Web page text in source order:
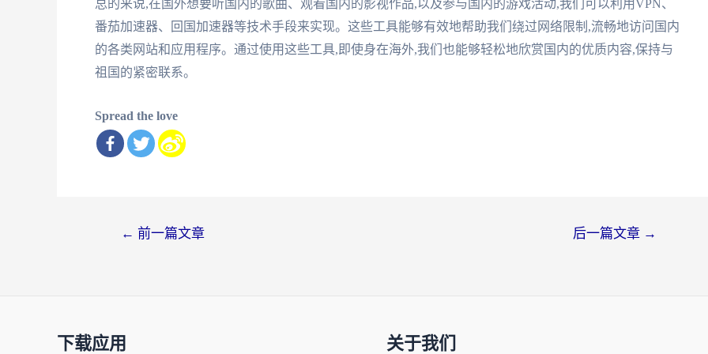
总的来说,在国外想要听国内的歌曲、观看国内的影视作品,以及参与国内的游戏活动,我们可以利用VPN、
番茄加速器、回国加速器等技术手段来实现。这些工具能够有效地帮助我们绕过网络限制,流畅地访问国内
的各类网站和应用程序。通过使用这些工具,即使身在海外,我们也能够轻松地欣赏国内的优质内容,保持与
祖国的紧密联系。
Spread the love
← 前一篇文章 后一篇文章 →
下载应用 关于我们